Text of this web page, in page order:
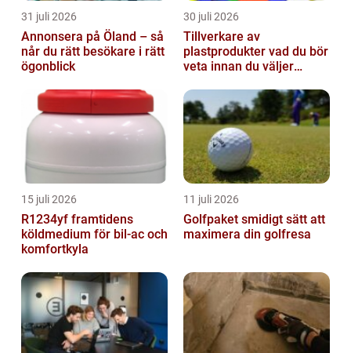
31 juli 2026
Annonsera på Öland – så
når du rätt besökare i rätt
ögonblick
30 juli 2026
Tillverkare av
plastprodukter vad du bör
veta innan du väljer
15 juli 2026
R1234yf framtidens
köldmedium för bil-ac och
komfortkyla
11 juli 2026
Golfpaket smidigt sätt att
maximera din golfresa